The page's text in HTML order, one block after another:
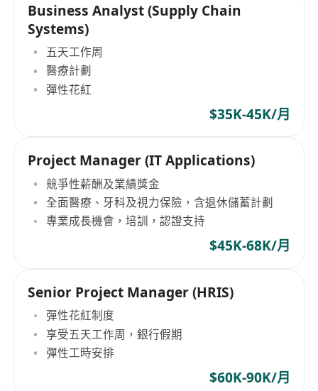
Business Analyst (Supply Chain
Systems)
五天工作周
醫療計劃
彈性花紅
$35K-45K/月
Project Manager (IT Applications)
競爭性薪酬及業績獎金
全面醫療、牙科及視力保險，含退休儲蓄計劃
專業成長機會，培訓，認證支持
$45K-68K/月
Senior Project Manager (HRIS)
彈性花紅制度
享受五天工作周，銀行假期
彈性工時安排
$60K-90K/月